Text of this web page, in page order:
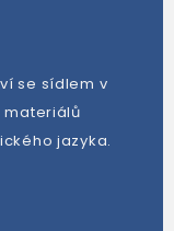
se sídlem v
materiálů
jazyka.